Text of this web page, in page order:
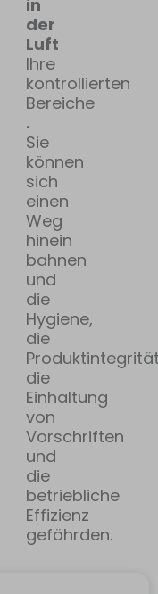
in
der
Luft
Ihre
kontrollierten
Bereiche
.
Sie
können
sich
einen
Weg
hinein
bahnen
und
die
Hygiene,
die
die
Einhaltung
von
Vorschriften
und
die
betriebliche
Effizienz
gefährden.